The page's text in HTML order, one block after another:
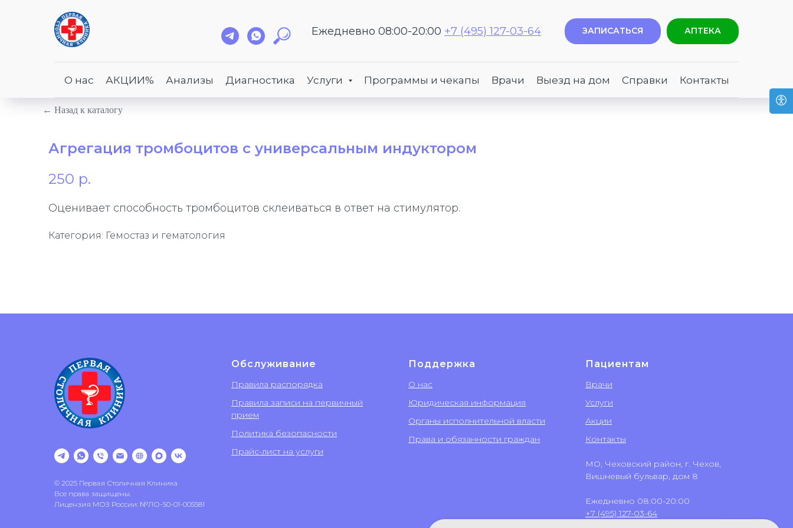
Ежедневно 08:00-20:00 +7 (495) 127-03-64 ЗАПИСАТЬСЯ АПТЕКА
О нас АКЦИИ% Анализы Диагностика Услуги Программы и чекапы Врачи Выезд на дом Справки Контакты
← Назад к каталогу
Агрегация тромбоцитов с универсальным индуктором
250 р.
Оценивает способность тромбоцитов склеиваться в ответ на стимулятор.
Категория: Гемостаз и гематология
© 2025 Первая Столичная Клиника
Все права защищены.
Лицензия МОЗ России: №ЛО-50-01-005581
Обслуживание
Правила распорядка
Правила записи на первичный
прием
Политика безопасности
Прайс-лист на услуги
Поддержка
О нас
Юридическая информация
Органы исполнительной власти
Права и обязанности граждан
Пациентам
Врачи
Услуги
Акции
Контакты
МО, Чеховский район, г. Чехов,
Вишневый бульвар, дом 8
Ежедневно 08:00-20:00
+7 (495) 127-03-64